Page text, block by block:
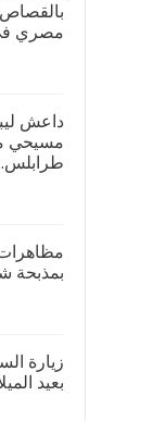
مصري في
مسيحي
بمذبحة
زيارة
بعيد